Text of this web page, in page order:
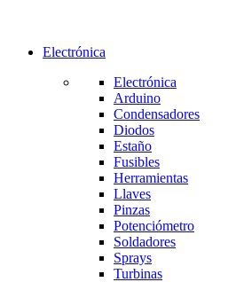
Electrónica
Electrónica
Arduino
Condensadores
Diodos
Estaño
Fusibles
Herramientas
Llaves
Pinzas
Potenciómetro
Soldadores
Sprays
Turbinas